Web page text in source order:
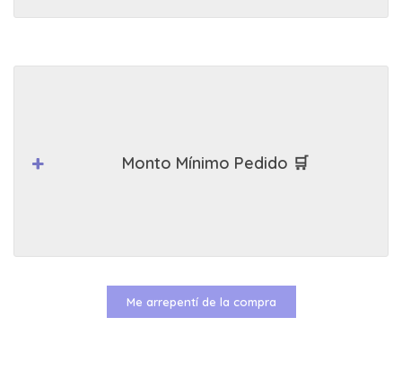
Monto Mínimo Pedido 🛒
Me arrepentí de la compra